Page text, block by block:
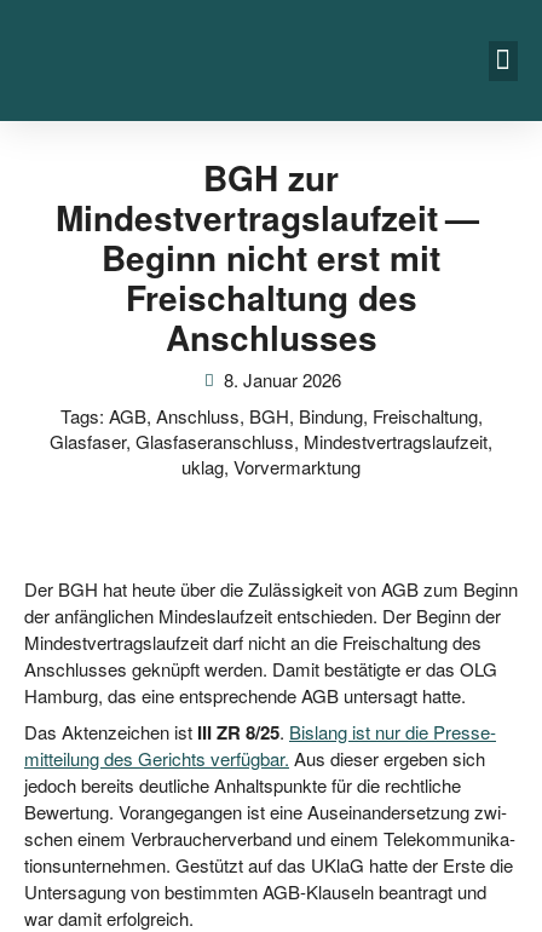
BGH zur
Mindestvertragslaufzeit —
Beginn nicht erst mit
Freischaltung des
Anschlusses
8. Januar 2026
Tags: AGB, Anschluss, BGH, Bindung, Freischaltung,
Glasfaser, Glasfaseranschluss, Mindestvertragslaufzeit,
uklag, Vorvermarktung
Der BGH hat heu­te über die Zuläs­sig­keit von AGB zum Beginn
der anfäng­li­chen Min­des­lauf­zeit ent­schie­den. Der Beginn der
Min­dest­ver­trags­lauf­zeit darf nicht an die Frei­schal­tung des
Anschlus­ses geknüpft wer­den. Damit bestä­tig­te er das OLG
Ham­burg, das eine ent­spre­chen­de AGB unter­sagt hatte.
Das Akten­zei­chen ist III ZR 8/25. Bis­lang ist nur die Pres­se­
mit­tei­lung des Gerichts ver­füg­bar. Aus die­ser erge­ben sich
jedoch bereits deut­li­che Anhalts­punk­te für die recht­li­che
Bewer­tung. Vor­an­ge­gan­gen ist eine Aus­ein­an­der­set­zung zwi­
schen einem Ver­brau­cher­ver­band und einem Tele­kom­mu­ni­ka­
ti­ons­un­ter­neh­men. Gestützt auf das UKlaG hat­te der Ers­te die
Unter­sa­gung von bestimm­ten AGB-Klau­seln bean­tragt und
war damit erfolgreich.